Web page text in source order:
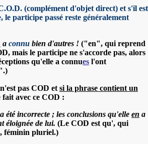
(complément d'objet direct) et s'il est
le participe passé reste généralement
a connu bien d'autres ! ("en", qui reprend
mais le participe ne s'accorde pas, alors
qu'elle a connues l'ont
pas COD et si la phrase contient un
fait avec ce COD :
été incorrecte ; les conclusions qu'elle en a
éloignée de lui. (Le COD est qu', qui
féminin pluriel.)